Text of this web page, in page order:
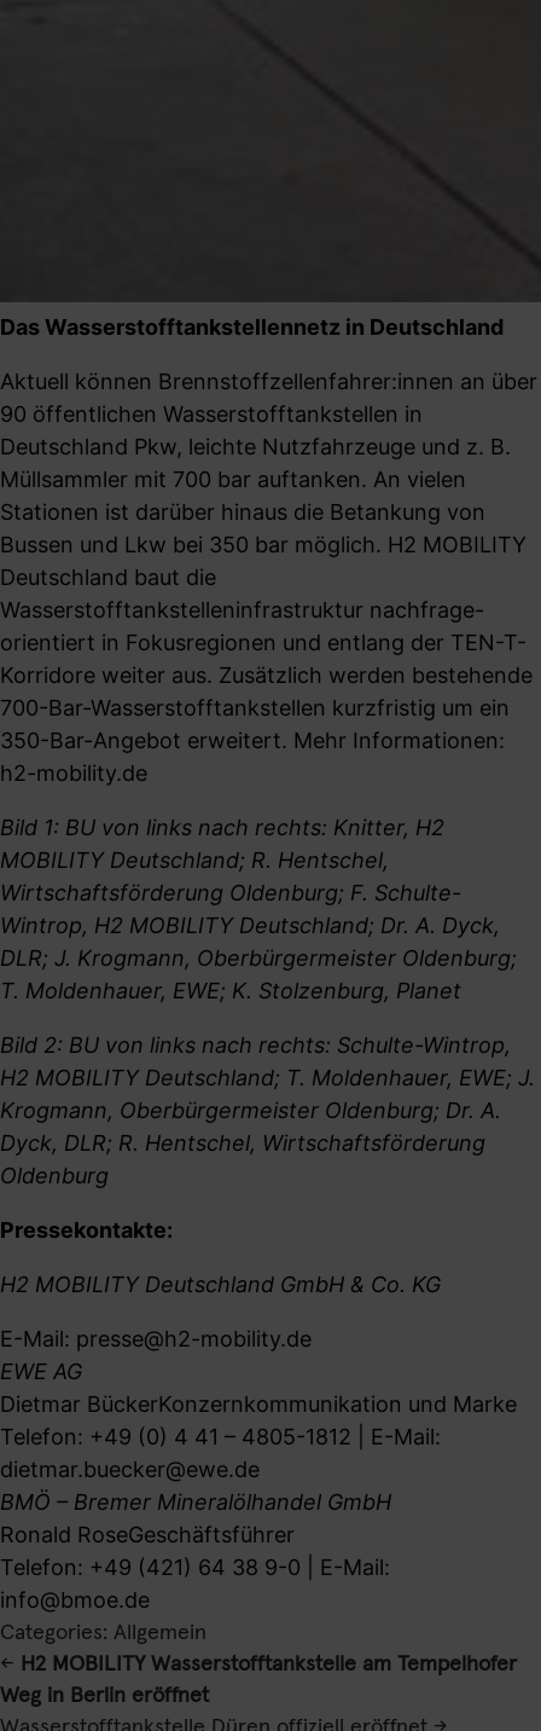
Das Wasserstofftankstellennetz in Deutschland
Aktuell können Brennstoffzellenfahrer:innen an über
90 öffentlichen Wasserstofftankstellen in
Deutschland Pkw, leichte Nutzfahrzeuge und z. B.
Müllsammler mit 700 bar auftanken. An vielen
Stationen ist darüber hinaus die Betankung von
Bussen und Lkw bei 350 bar möglich. H2 MOBILITY
Deutschland baut die
Wasserstofftankstelleninfrastruktur nachfrage-
orientiert in Fokusregionen und entlang der TEN-T-
Korridore weiter aus. Zusätzlich werden bestehende
700-Bar-Wasserstofftankstellen kurzfristig um ein
350-Bar-Angebot erweitert. Mehr Informationen:
h2-mobility.de
Bild 1: BU von links nach rechts: Knitter, H2
MOBILITY Deutschland; R. Hentschel,
Wirtschaftsförderung Oldenburg; F. Schulte-
Wintrop, H2 MOBILITY Deutschland; Dr. A. Dyck,
DLR; J. Krogmann, Oberbürgermeister Oldenburg;
T. Moldenhauer, EWE; K. Stolzenburg, Planet
Bild 2: BU von links nach rechts: Schulte-Wintrop,
H2 MOBILITY Deutschland; T. Moldenhauer, EWE; J.
Krogmann, Oberbürgermeister Oldenburg; Dr. A.
Dyck, DLR; R. Hentschel, Wirtschaftsförderung
Oldenburg
Pressekontakte:
H2 MOBILITY Deutschland GmbH & Co. KG
E-Mail: presse@h2-mobility.de
EWE AG
Dietmar BückerKonzernkommunikation und Marke
Telefon: +49 (0) 4 41 – 4805-1812 | E-Mail:
dietmar.buecker@ewe.de
BMÖ – Bremer Mineralölhandel GmbH
Ronald RoseGeschäftsführer
Telefon: +49 (421) 64 38 9-0 | E-Mail:
info@bmoe.de
Categories: Allgemein
Beitragsnavigation
← H2 MOBILITY Wasserstofftankstelle am Tempelhofer
Weg in Berlin eröffnet